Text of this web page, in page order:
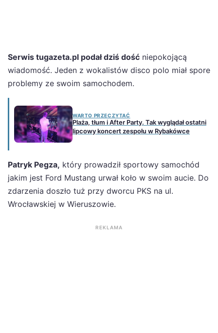
Serwis tugazeta.pl podał dziś dość niepokojącą
wiadomość. Jeden z wokalistów disco polo miał spore
problemy ze swoim samochodem.
WARTO PRZECZYTAĆ
Plaża, tłum i After Party. Tak wyglądał ostatni
lipcowy koncert zespołu w Rybakówce
Patryk Pegza, który prowadził sportowy samochód
jakim jest Ford Mustang urwał koło w swoim aucie. Do
zdarzenia doszło tuż przy dworcu PKS na ul.
Wrocławskiej w Wieruszowie.
REKLAMA